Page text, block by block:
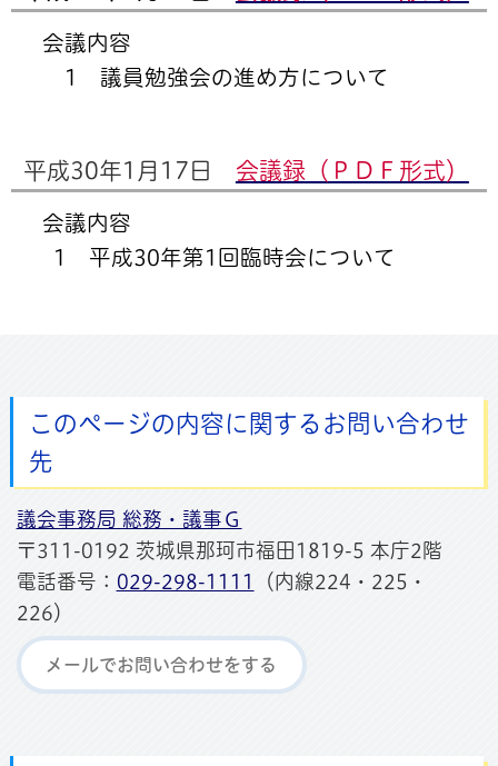
会議内容
1 議員勉強会の進め方について
平成30年1月17日 会議録（ＰＤＦ形式）
会議内容
1 平成30年第1回臨時会について
このページの内容に関するお問い合わせ
先
議会事務局 総務・議事Ｇ
〒311-0192 茨城県那珂市福田1819-5 本庁2階
電話番号： 029-298-1111
（内線224・225・
226）
メールでお問い合わせをする